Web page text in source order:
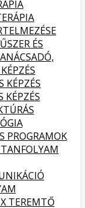
ÉS
KÉPZÉS
KÉPZÉS
PROGRAMOK
TEREMTŐ